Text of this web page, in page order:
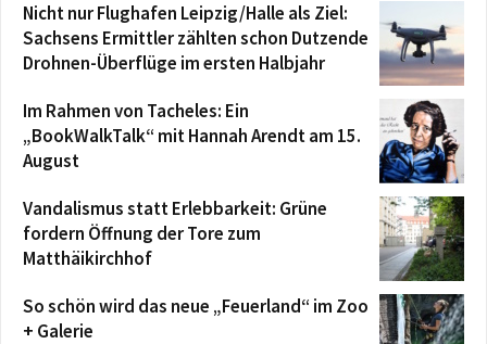
Nicht nur Flughafen Leipzig/Halle als Ziel:
Sachsens Ermittler zählten schon Dutzende
Drohnen-Überflüge im ersten Halbjahr
Im Rahmen von Tacheles: Ein
„BookWalkTalk“ mit Hannah Arendt am 15.
August
Vandalismus statt Erlebbarkeit: Grüne
fordern Öffnung der Tore zum
Matthäikirchhof
So schön wird das neue „Feuerland“ im Zoo
+ Galerie